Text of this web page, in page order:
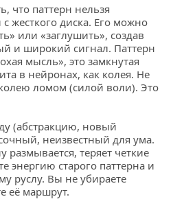
что паттерн нельзя
жесткого диска. Его можно
или «заглушить», создав
и широкий сигнал. Паттерн
мысль», это замкнутая
в нейронах, как колея. Не
ломом (силой воли). Это
(абстракцию, новый
неизвестный для ума.
размывается, теряет четкие
энергию старого паттерна и
руслу. Вы не убираете
её маршрут.